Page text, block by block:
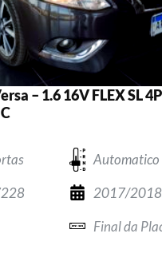
– 1.6 16V FLEX SL 4P
Automatico
2017/2018